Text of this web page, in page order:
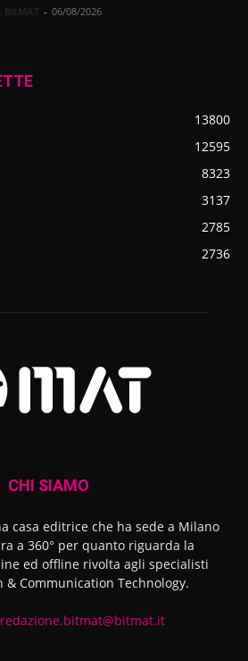
- 06/08/2026
13800
12595
8323
3137
2785
2736
CHI SIAMO
casa editrice che ha sede a Milano
a 360° per quanto riguarda la
ed offline rivolta agli specialisti
Communication Technology.
redazione.bitmat@bitmat.it